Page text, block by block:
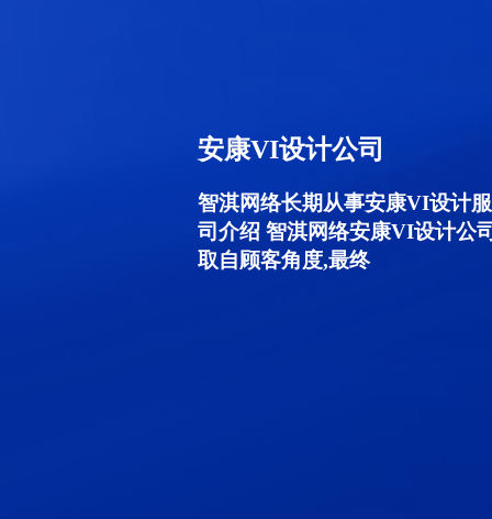
安康VI设计公司
智淇网络长期从事安康VI设计
司介绍 智淇网络安康VI设计公
取自顾客角度,最终